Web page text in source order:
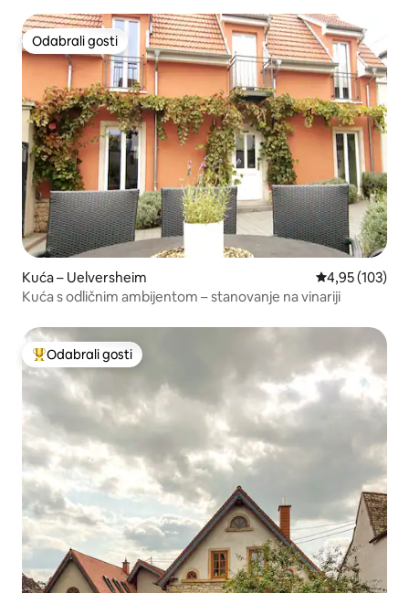
Odabrali gosti
Odabrali gosti
Kuća – Uelversheim Prosječna
4,95 (103)
Kuća s odličnim ambijentom – stanovanje na vinariji
Među najviše rangiranima s oznakom „Odabrali gosti”
Odabrali gosti